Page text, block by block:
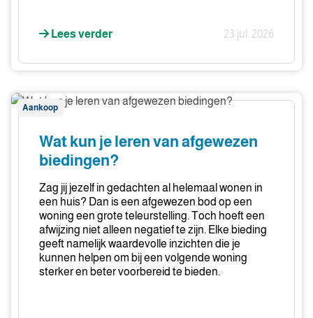
Lees verder 23 jul. 2026
Wat
kun
afgewezen
biedingen?
Aankoop
Wat kun je leren van afgewezen
biedingen?
Zag jij jezelf in gedachten al helemaal wonen in
een huis? Dan is een afgewezen bod op een
woning een grote teleurstelling. Toch hoeft een
afwijzing niet alleen negatief te zijn. Elke bieding
geeft namelijk waardevolle inzichten die je
kunnen helpen om bij een volgende woning
sterker en beter voorbereid te bieden.